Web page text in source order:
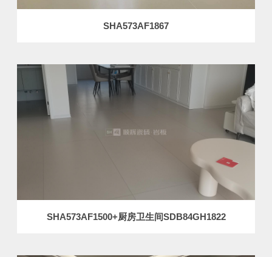
SHA573AF1867
SHA573AF1500+厨房卫生间SDB84GH1822